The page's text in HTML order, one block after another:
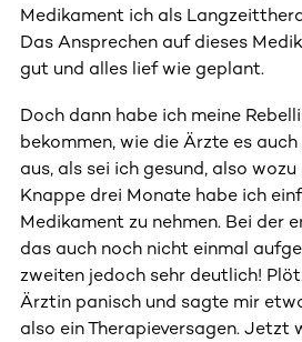
Medikament ich als
Das Ansprechen auf dieses
gut und alles lief wie geplant.
Doch dann habe ich meine
bekommen, wie die Ärzte es
aus, als sei ich gesund, also
Knappe drei Monate habe ich
Medikament zu nehmen. Bei der
das auch noch nicht einmal
zweiten jedoch sehr deutlich!
Ärztin panisch und sagte mir
also ein Therapieversagen. Jetzt